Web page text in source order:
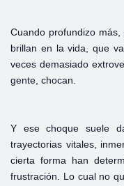
Cuando profundizo
brillan en la vida, que
veces demasiado
gente, chocan.
Y ese choque suele
trayectorias vitales,
cierta forma han
frustración. Lo cual no